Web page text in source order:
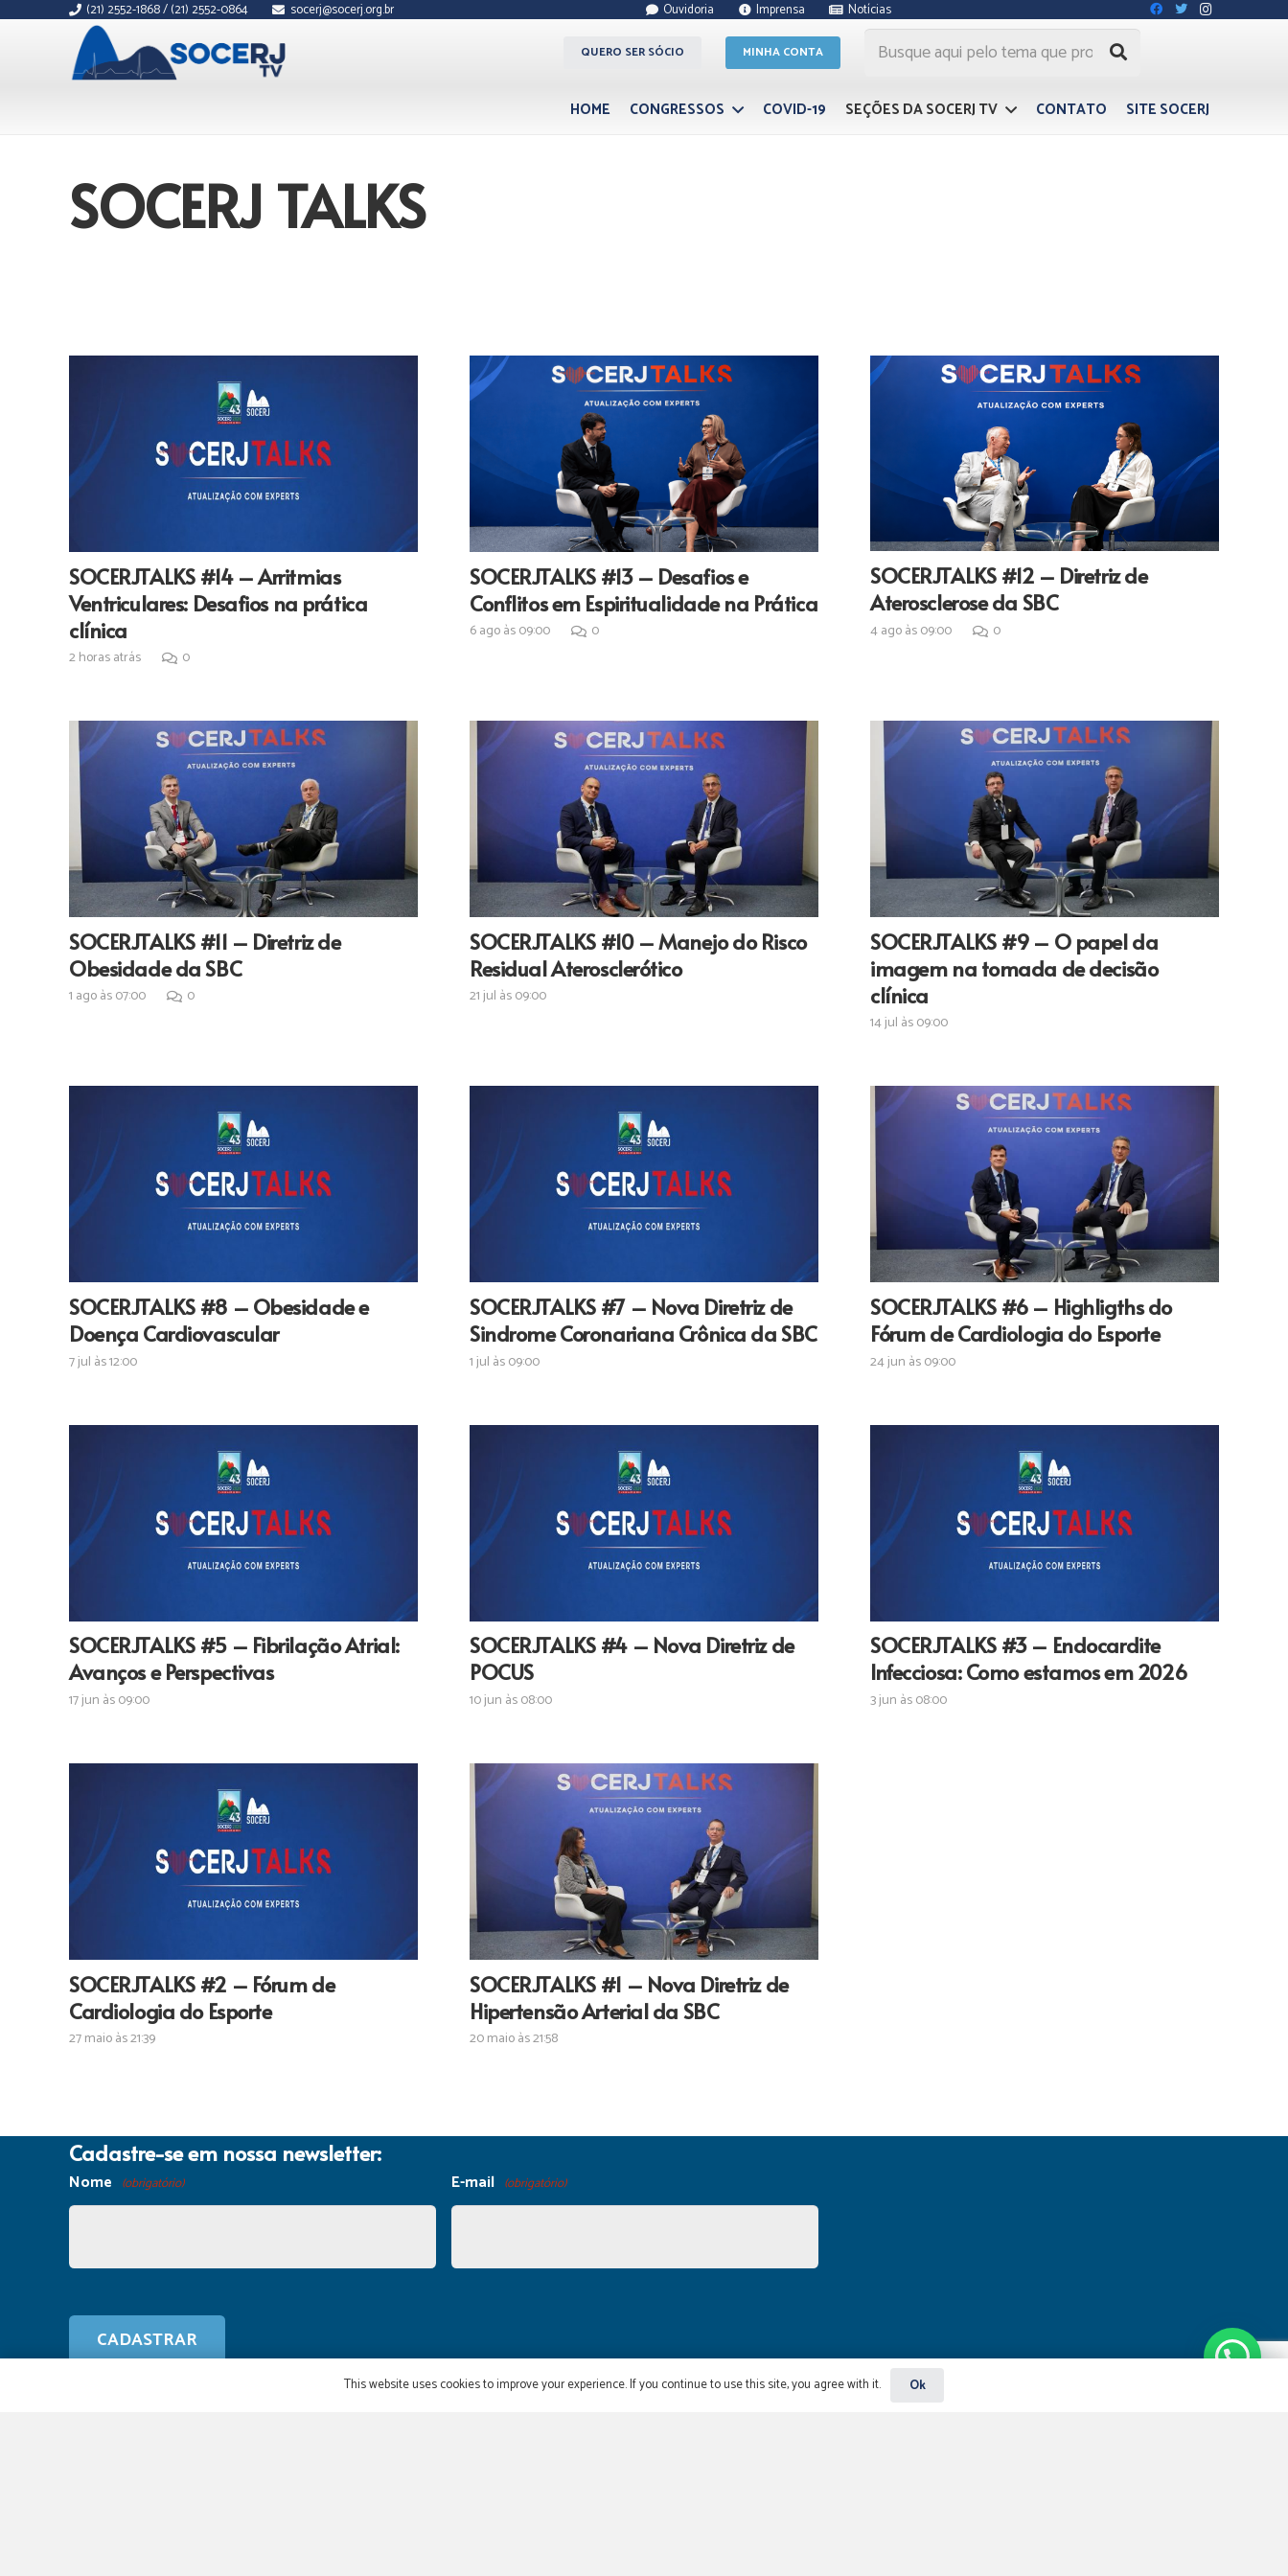
(21) 2552-1868 / (21) 2552-0864 socerj@socerj.org.br Ouvidoria Imprensa Notícias
QUERO SER SÓCIO MINHA CONTA
HOME CONGRESSOS COVID-19 SEÇÕES DA SOCERJ TV CONTATO SITE SOCERJ
SOCERJ TALKS
SOCERJTALKS #14 – Arritmias
Ventriculares: Desafios na prática
clínica
2 horas atrás 0
SOCERJTALKS #13 – Desafios e
Conflitos em Espiritualidade na Prática
6 ago às 09:00 0
SOCERJTALKS #12 – Diretriz de
Aterosclerose da SBC
4 ago às 09:00 0
SOCERJTALKS #11 – Diretriz de
Obesidade da SBC
1 ago às 07:00 0
SOCERJTALKS #10 – Manejo do Risco
Residual Aterosclerótico
21 jul às 09:00
SOCERJTALKS #9 – O papel da
imagem na tomada de decisão
clínica
14 jul às 09:00
SOCERJTALKS #8 – Obesidade e
Doença Cardiovascular
7 jul às 12:00
SOCERJTALKS #7 – Nova Diretriz de
Sindrome Coronariana Crônica da SBC
1 jul às 09:00
SOCERJTALKS #6 – Highligths do
Fórum de Cardiologia do Esporte
24 jun às 09:00
SOCERJTALKS #5 – Fibrilação Atrial:
Avanços e Perspectivas
17 jun às 09:00
SOCERJTALKS #4 – Nova Diretriz de
POCUS
10 jun às 08:00
SOCERJTALKS #3 – Endocardite
Infecciosa: Como estamos em 2026
3 jun às 08:00
SOCERJTALKS #2 – Fórum de
Cardiologia do Esporte
27 maio às 21:39
SOCERJTALKS #1 – Nova Diretriz de
Hipertensão Arterial da SBC
20 maio às 21:58
Cadastre-se em nossa newsletter:
Nome (obrigatório) E-mail (obrigatório)
Podemos te ajudar?
This website uses cookies to improve your experience. If you continue to use this site, you agree with it. Ok